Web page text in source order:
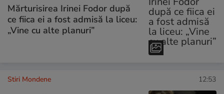
Mărturisirea Irinei Fodor după
ce fiica ei a fost admisă la liceu:
„Vine cu alte planuri”
Stiri Mondene 12:53